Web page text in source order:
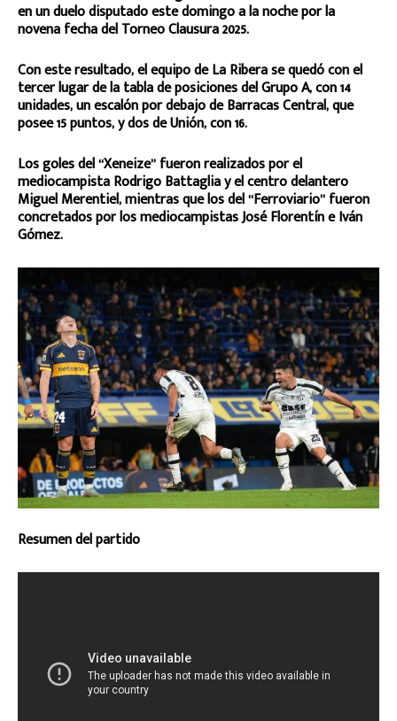
en un duelo disputado este domingo a la noche por la
novena fecha del Torneo Clausura 2025.
Con este resultado, el equipo de La Ribera se quedó con el
tercer lugar de la tabla de posiciones del Grupo A, con 14
unidades, un escalón por debajo de Barracas Central, que
posee 15 puntos, y dos de Unión, con 16.
Los goles del “Xeneize” fueron realizados por el
mediocampista Rodrigo Battaglia y el centro delantero
Miguel Merentiel, mientras que los del “Ferroviario” fueron
concretados por los mediocampistas José Florentín e Iván
Gómez.
Resumen del partido